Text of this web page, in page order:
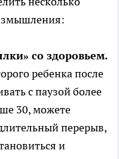
со здоровьем.
ребенка после
с паузой более
30, можете
перерыв,
и